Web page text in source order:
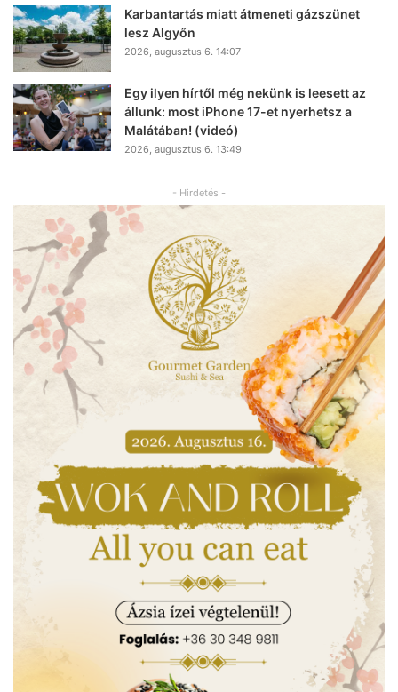
Karbantartás miatt átmeneti gázszünet
lesz Algyőn
2026, augusztus 6. 14:07
Egy ilyen hírtől még nekünk is leesett az
állunk: most iPhone 17-et nyerhetsz a
Malátában! (videó)
2026, augusztus 6. 13:49
- Hirdetés -